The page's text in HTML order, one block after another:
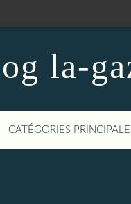
la-
CATÉGORIES